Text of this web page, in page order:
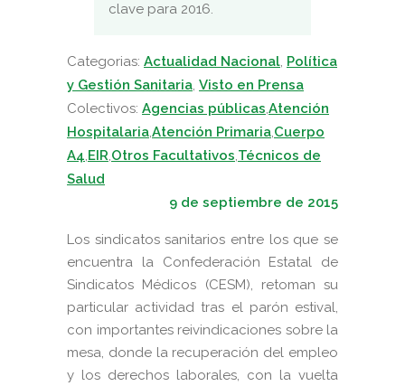
clave para 2016.
Categorias: Actualidad Nacional, Política
y Gestión Sanitaria, Visto en Prensa
Colectivos: Agencias públicas,Atención
Hospitalaria,Atención Primaria,Cuerpo
A4,EIR,Otros Facultativos,Técnicos de
Salud
9 de septiembre de 2015
Los sindicatos sanitarios entre los que se
encuentra la Confederación Estatal de
Sindicatos Médicos (CESM), retoman su
particular actividad tras el parón estival,
con importantes reivindicaciones sobre la
mesa, donde la recuperación del empleo
y los derechos laborales, con la vuelta